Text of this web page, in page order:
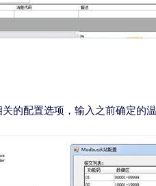
关的配置选项，输入之前确定的